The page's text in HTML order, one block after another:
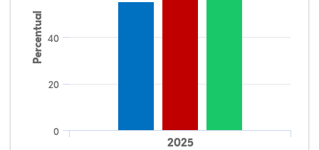
Percentual
2025
0
20
40